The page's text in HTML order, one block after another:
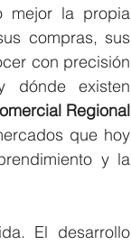
mejor la propia
compras, sus
con precisión
dónde existen
Regional
que hoy
y la
El desarrollo